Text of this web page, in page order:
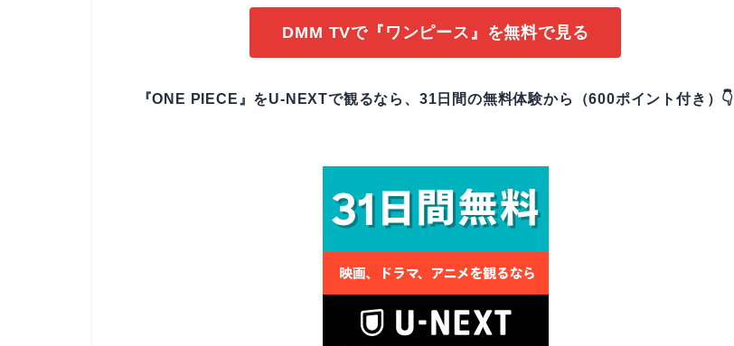
DMM TVで『ワンピース』を無料で見る
『ONE PIECE』をU-NEXTで観るなら、31日間の無料体験から（600ポイント付き）👇